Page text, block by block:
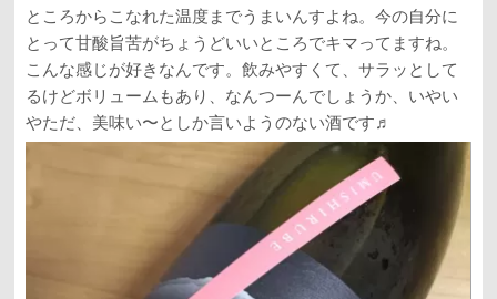
ところからこなれた温度までうまいんすよね。今の自分に
とって甘酸旨苦がちょうどいいところでキマってますね。
こんな感じが好きなんです。飲みやすくて、サラッとして
るけどボリュームもあり、なんつーんでしょうか、いやい
やただ、美味い〜としか言いようのない酒です♬